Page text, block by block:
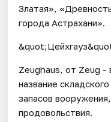
Златая»,
города Астрахани».
Zeughaus, от Zeug
название
запасов
продовольствия.